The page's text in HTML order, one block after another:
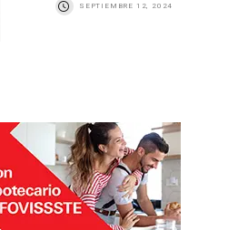
SEPTIEMBRE 12, 2024